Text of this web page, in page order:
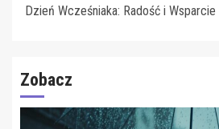
Dzień Wcześniaka: Radość i
Zobacz